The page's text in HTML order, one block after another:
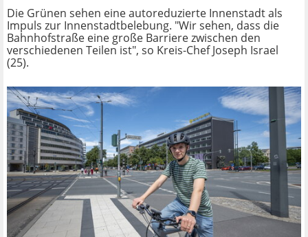
Die Grünen sehen eine autoreduzierte Innenstadt als
Impuls zur Innenstadtbelebung. "Wir sehen, dass die
Bahnhofstraße eine große Barriere zwischen den
verschiedenen Teilen ist", so Kreis-Chef Joseph Israel
(25).